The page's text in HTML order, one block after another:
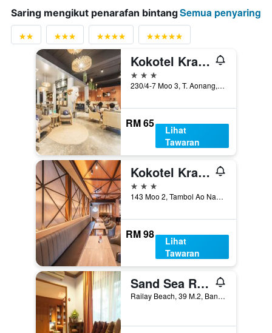
Saring mengikut penarafan bintangSemua penyaring
Kokotel Krabi Oasis
3 bintang
230/4-7 Moo 3, T. Aonang, Bandar Krabi, Thailand
RM 65
Lihat
Tawaran
Kokotel Krabi Ao Nang
3 bintang
143 Moo 2, Tambol Ao Nang, Bandar Krabi, Thailand
RM 98
Lihat
Tawaran
Sand Sea Resort
Railay Beach, 39 M.2, Bandar Krabi, Thailand